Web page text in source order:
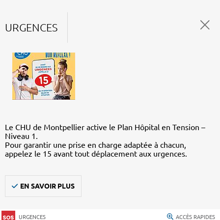
URGENCES
Le CHU de Montpellier active le Plan Hôpital en Tension –
Niveau 1.
Pour garantir une prise en charge adaptée à chacun,
appelez le 15 avant tout déplacement aux urgences.
EN SAVOIR PLUS
URGENCES ACCÈS RAPIDES